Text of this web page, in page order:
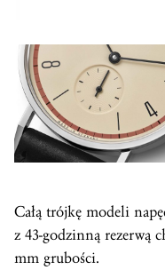
Całą trójkę modeli
z 43-godzinną rezerwą
mm grubości.